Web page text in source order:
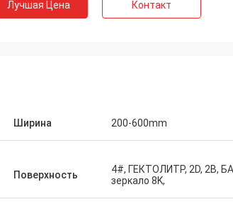
Лучшая Цена Контакт
Ширина 200-600mm
Поверхность
4#, ГЕКТОЛИТР, 2D, 2B,
зеркало 8K,